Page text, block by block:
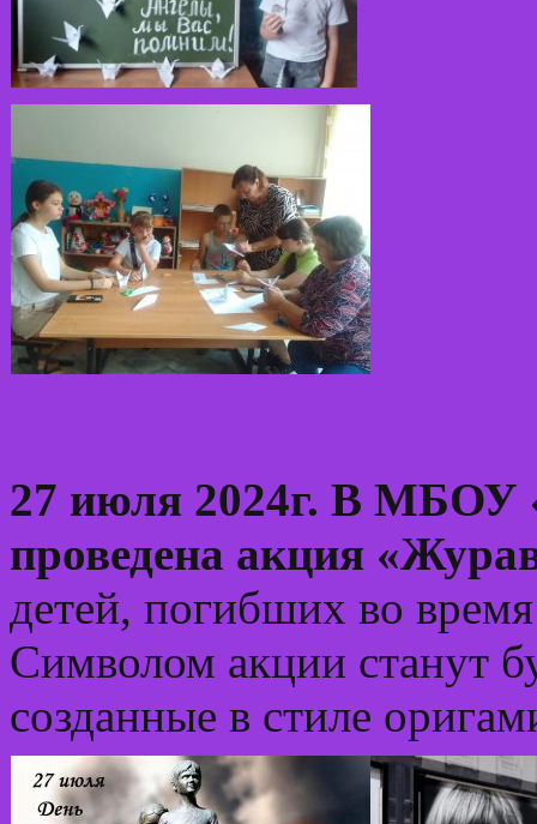
27 июля 2024г. В МБОУ
проведена акция
детей, погибших во
Символом акции станут
созданные в стиле